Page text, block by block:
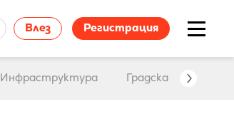
Влез Регистрация
Инфраструктура Градска среда